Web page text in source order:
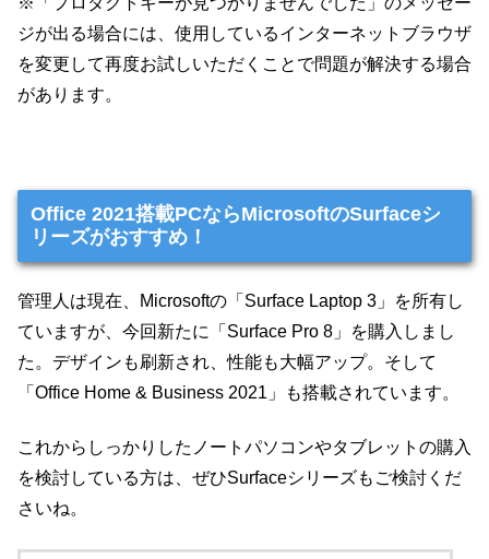
ジが出る場合には、使用しているインターネットブラウザ
を変更して再度お試しいただくことで問題が解決する場合
があります。
Office 2021搭載PCならMicrosoftのSurfaceシ
リーズがおすすめ！
管理人は現在、Microsoftの「Surface Laptop 3」を所有し
ていますが、今回新たに「Surface Pro 8」を購入しまし
た。デザインも刷新され、性能も大幅アップ。そして
「Office Home & Business 2021」も搭載されています。
これからしっかりしたノートパソコンやタブレットの購入
を検討している方は、ぜひSurfaceシリーズもご検討くだ
さいね。